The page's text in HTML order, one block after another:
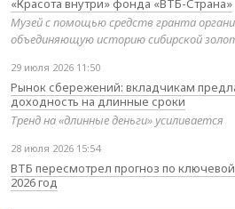
«Красота внутри» фонда «ВТБ-Страна»
Музей с помощью средств гранта
объединяющую историю сибирской
29 июля 2026 11:50
Рынок сбережений: вкладчикам
доходность на длинные сроки
Тренд на «длинные деньги» усиливается
28 июля 2026 15:54
ВТБ пересмотрел прогноз по
2026 год